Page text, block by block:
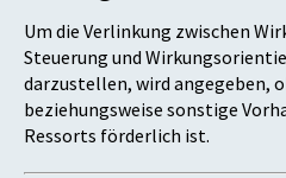
Um die Verlinkung zwischen
Steuerung und
darzustellen, wird angegeben,
beziehungsweise sonstige
Ressorts förderlich ist.